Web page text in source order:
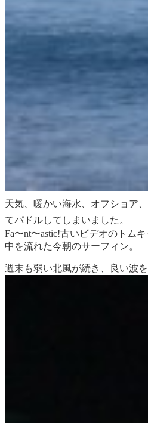
天気、暖かい海水、オフショア
てパドルしてしまいました。
Fa〜nt〜astic!古いビデオのトム
中を流れた今朝のサーフィン。
週末も弱い北風が続き、良い波